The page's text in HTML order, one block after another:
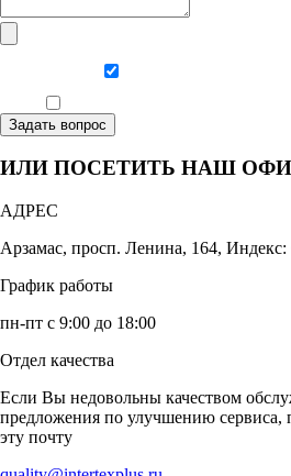
Задать вопрос
ИЛИ ПОСЕТИТЬ НАШ
АДРЕС
Арзамас, просп. Ленина, 164, Индекс:
График работы
пн-пт с 9:00 до 18:00
Отдел качества
Если Вы недовольны качеством
предложения по улучшению сервиса,
эту почту